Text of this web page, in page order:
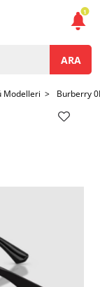
ARA
Modelleri > Burberry
1